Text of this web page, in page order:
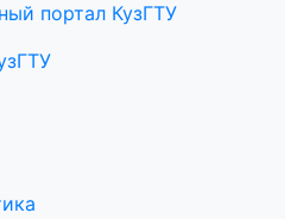
портал КузГТУ